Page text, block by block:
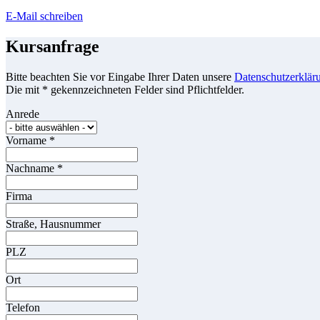
E-Mail schreiben
Kursanfrage
Bitte beachten Sie vor Eingabe Ihrer Daten unsere
Die mit * gekennzeichneten Felder sind Pflichtfelder.
Anrede
Vorname *
Nachname *
Firma
Straße, Hausnummer
PLZ
Ort
Telefon